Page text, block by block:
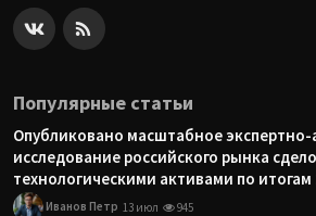
Популярные статьи
Опубликовано масштабное экспертно-
исследование российского рынка
технологическими активами по итогам
Иванов Петр 13 июл 945